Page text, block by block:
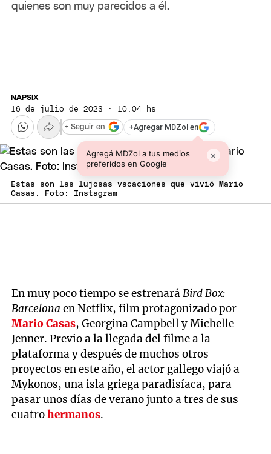
quienes son muy parecidos a él.
NAPSIX
16 de julio de 2023 · 10:04 hs
+Agregar MDZol en
Agregá MDZol a tus medios
preferidos en Google
×
+ Seguir en
Estas son las lujosas vacaciones que vivió Mario
Casas. Foto: Instagram
En muy poco tiempo se estrenaráBird Box:
Barcelona en Netflix, film protagonizado por
Mario Casas, Georgina Campbell y Michelle
Jenner. Previo a la llegada del filme a la
plataforma y después de muchos otros
proyectos en este año, el actor gallego viajó a
Mykonos, una isla griega paradisíaca, para
pasar unos días de verano junto a tres de sus
cuatrohermanos.